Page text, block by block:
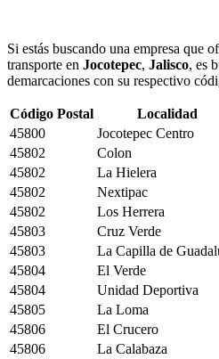
Si estás buscando una empresa que
transporte en Jocotepec, Jalisco, es
demarcaciones con su respectivo
Código Postal
Localidad
45800
Jocotepec Centro
45802
Colon
45802
La Hielera
45802
Nextipac
45802
Los Herrera
45803
Cruz Verde
45803
La Capilla de
45804
El Verde
45804
Unidad Deportiva
45805
La Loma
45806
El Crucero
45806
La Calabaza